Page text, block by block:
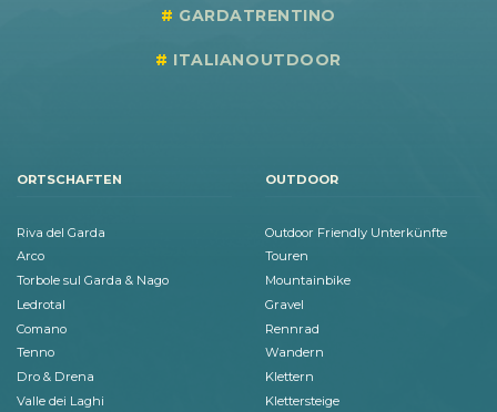
GARDATRENTINO
ITALIANOUTDOOR
ORTSCHAFTEN
Riva del Garda
Arco
Torbole sul Garda & Nago
Ledrotal
Comano
Tenno
Dro & Drena
Valle dei Laghi
OUTDOOR
Outdoor Friendly Unterkünfte
Touren
Mountainbike
Gravel
Rennrad
Wandern
Klettern
Klettersteige